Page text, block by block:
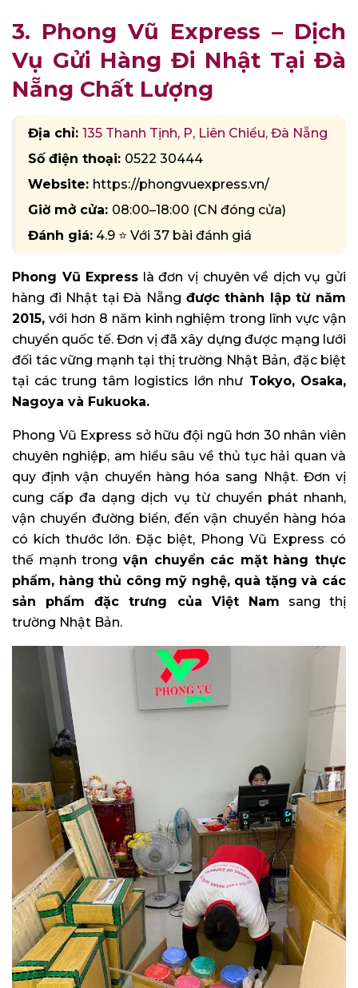
3. Phong Vũ Express – Dịch
Vụ Gửi Hàng Đi Nhật Tại Đà
Nẵng Chất Lượng
Địa chỉ: 135 Thanh Tịnh, P, Liên Chiểu, Đà Nẵng
Số điện thoại: 0522 30444
Website: https://phongvuexpress.vn/
Giờ mở cửa: 08:00–18:00 (CN đóng cửa)
Đánh giá: 4.9 ⭐ Với 37 bài đánh giá
Phong Vũ Express là đơn vị chuyên về dịch vụ gửi
hàng đi Nhật tại Đà Nẵng được thành lập từ năm
2015, với hơn 8 năm kinh nghiệm trong lĩnh vực vận
chuyển quốc tế. Đơn vị đã xây dựng được mạng lưới
đối tác vững mạnh tại thị trường Nhật Bản, đặc biệt
tại các trung tâm logistics lớn như Tokyo, Osaka,
Nagoya và Fukuoka.
Phong Vũ Express sở hữu đội ngũ hơn 30 nhân viên
chuyên nghiệp, am hiểu sâu về thủ tục hải quan và
quy định vận chuyển hàng hóa sang Nhật. Đơn vị
cung cấp đa dạng dịch vụ từ chuyển phát nhanh,
vận chuyển đường biển, đến vận chuyển hàng hóa
có kích thước lớn. Đặc biệt, Phong Vũ Express có
thế mạnh trong vận chuyển các mặt hàng thực
phẩm, hàng thủ công mỹ nghệ, quà tặng và các
sản phẩm đặc trưng của Việt Nam sang thị
trường Nhật Bản.